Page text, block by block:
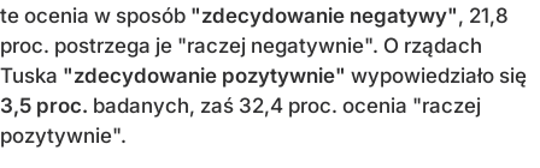
te ocenia w sposób "zdecydowanie negatywy", 21,8
proc. postrzega je "raczej negatywnie". O rządach
Tuska "zdecydowanie pozytywnie" wypowiedziało się
3,5 proc. badanych, zaś 32,4 proc. ocenia "raczej
pozytywnie".